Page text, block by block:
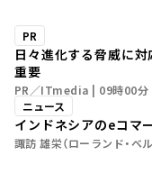
PR
日々進化する脅威に対
重要
PR／ITmedia
09時00分
ニュース
インドネシアのeコマ
諏訪 雄栄（ローランド・ベ